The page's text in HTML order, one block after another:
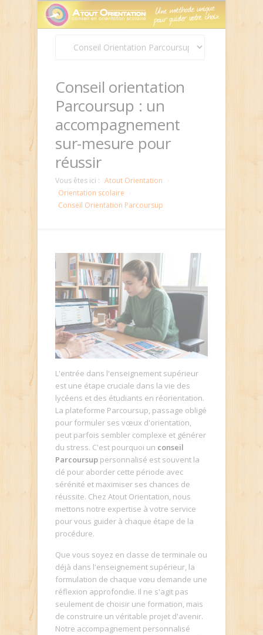
Panneau de gestion des cookies
Conseil orientation
Parcoursup : un
accompagnement
sur-mesure pour
réussir
Vous êtes ici : Atout Orientation
Orientation scolaire
Conseil Orientation Parcoursup
L'entrée dans l'enseignement supérieur
est une étape cruciale dans la vie des
lycéens et des étudiants en réorientation.
La plateforme Parcoursup, passage obligé
pour formuler ses vœux d'orientation,
peut parfois sembler complexe et générer
du stress. C'est pourquoi un conseil
Parcoursup personnalisé est souvent la
clé pour aborder cette période avec
sérénité et maximiser ses chances de
réussite. Chez Atout Orientation, nous
mettons notre expertise à votre service
pour vous guider à chaque étape de la
procédure.
Que vous soyez en classe de terminale ou
déjà dans l'enseignement supérieur, la
formulation de chaque vœu demande une
réflexion approfondie. Il ne s'agit pas
seulement de choisir une formation, mais
de construire un véritable projet d'avenir.
Notre accompagnement personnalisé